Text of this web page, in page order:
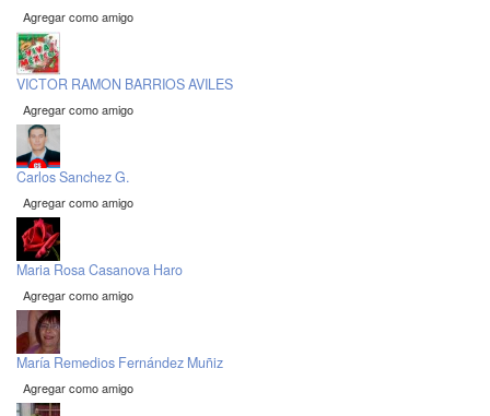
Agregar como amigo
VICTOR RAMON BARRIOS AVILES
Agregar como amigo
Carlos Sanchez G.
Agregar como amigo
Maria Rosa Casanova Haro
Agregar como amigo
María Remedios Fernández Muñiz
Agregar como amigo